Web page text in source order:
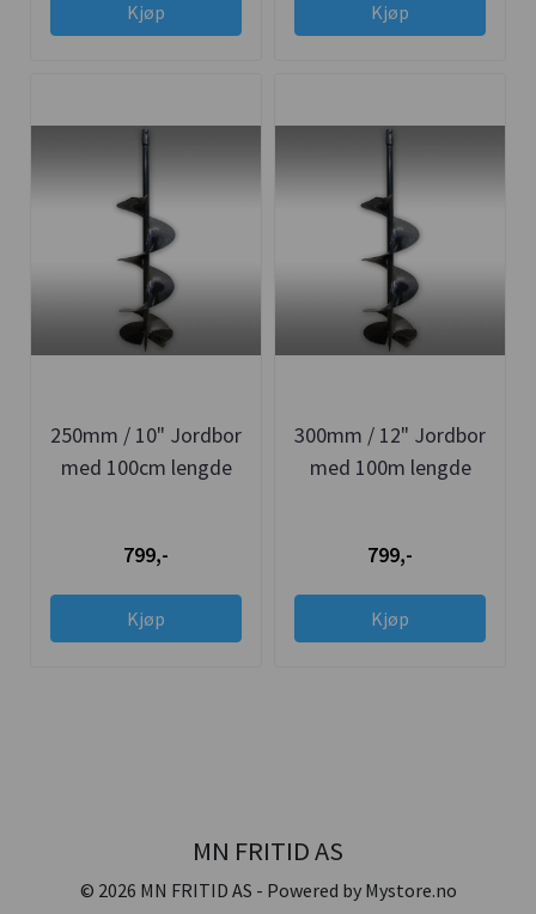
Kjøp Kjøp
250mm / 10" Jordbor
med 100cm lengde
799,-
Kjøp
300mm / 12" Jordbor
med 100m lengde
799,-
Kjøp
MN FRITID AS
© 2026 MN FRITID AS - Powered by Mystore.no